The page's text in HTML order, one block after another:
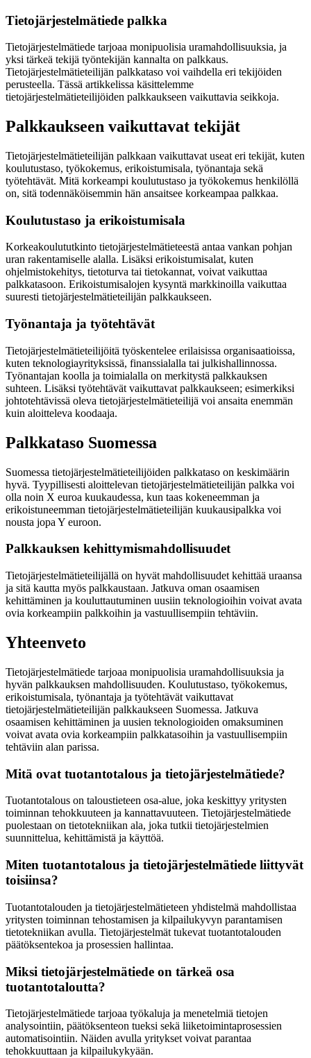
Tietojärjestelmätiede palkka
Tietojärjestelmätiede tarjoaa monipuolisia uramahdollisuuksia, ja
yksi tärkeä tekijä työntekijän kannalta on palkkaus.
Tietojärjestelmätieteilijän palkkataso voi vaihdella eri tekijöiden
perusteella. Tässä artikkelissa käsittelemme
tietojärjestelmätieteilijöiden palkkaukseen vaikuttavia seikkoja.
Palkkaukseen vaikuttavat tekijät
Tietojärjestelmätieteilijän palkkaan vaikuttavat useat eri tekijät, kuten
koulutustaso, työkokemus, erikoistumisala, työnantaja sekä
työtehtävät. Mitä korkeampi koulutustaso ja työkokemus henkilöllä
on, sitä todennäköisemmin hän ansaitsee korkeampaa palkkaa.
Koulutustaso ja erikoistumisala
Korkeakoulututkinto tietojärjestelmätieteestä antaa vankan pohjan
uran rakentamiselle alalla. Lisäksi erikoistumisalat, kuten
ohjelmistokehitys, tietoturva tai tietokannat, voivat vaikuttaa
palkkatasoon. Erikoistumisalojen kysyntä markkinoilla vaikuttaa
suuresti tietojärjestelmätieteilijän palkkaukseen.
Työnantaja ja työtehtävät
Tietojärjestelmätieteilijöitä työskentelee erilaisissa organisaatioissa,
kuten teknologiayrityksissä, finanssialalla tai julkishallinnossa.
Työnantajan koolla ja toimialalla on merkitystä palkkauksen
suhteen. Lisäksi työtehtävät vaikuttavat palkkaukseen; esimerkiksi
johtotehtävissä oleva tietojärjestelmätieteilijä voi ansaita enemmän
kuin aloitteleva koodaaja.
Palkkataso Suomessa
Suomessa tietojärjestelmätieteilijöiden palkkataso on keskimäärin
hyvä. Tyypillisesti aloittelevan tietojärjestelmätieteilijän palkka voi
olla noin X euroa kuukaudessa, kun taas kokeneemman ja
erikoistuneemman tietojärjestelmätieteilijän kuukausipalkka voi
nousta jopa Y euroon.
Palkkauksen kehittymismahdollisuudet
Tietojärjestelmätieteilijällä on hyvät mahdollisuudet kehittää uraansa
ja sitä kautta myös palkkaustaan. Jatkuva oman osaamisen
kehittäminen ja kouluttautuminen uusiin teknologioihin voivat avata
ovia korkeampiin palkkoihin ja vastuullisempiin tehtäviin.
Yhteenveto
Tietojärjestelmätiede tarjoaa monipuolisia uramahdollisuuksia ja
hyvän palkkauksen mahdollisuuden. Koulutustaso, työkokemus,
erikoistumisala, työnantaja ja työtehtävät vaikuttavat
tietojärjestelmätieteilijän palkkaukseen Suomessa. Jatkuva
osaamisen kehittäminen ja uusien teknologioiden omaksuminen
voivat avata ovia korkeampiin palkkatasoihin ja vastuullisempiin
tehtäviin alan parissa.
Mitä ovat tuotantotalous ja tietojärjestelmätiede?
Tuotantotalous on taloustieteen osa-alue, joka keskittyy yritysten
toiminnan tehokkuuteen ja kannattavuuteen. Tietojärjestelmätiede
puolestaan on tietotekniikan ala, joka tutkii tietojärjestelmien
suunnittelua, kehittämistä ja käyttöä.
Miten tuotantotalous ja tietojärjestelmätiede liittyvät
toisiinsa?
Tuotantotalouden ja tietojärjestelmätieteen yhdistelmä mahdollistaa
yritysten toiminnan tehostamisen ja kilpailukyvyn parantamisen
tietotekniikan avulla. Tietojärjestelmät tukevat tuotantotalouden
päätöksentekoa ja prosessien hallintaa.
Miksi tietojärjestelmätiede on tärkeä osa
tuotantotaloutta?
Tietojärjestelmätiede tarjoaa työkaluja ja menetelmiä tietojen
analysointiin, päätöksenteon tueksi sekä liiketoimintaprosessien
automatisointiin. Näiden avulla yritykset voivat parantaa
tehokkuuttaan ja kilpailukykyään.